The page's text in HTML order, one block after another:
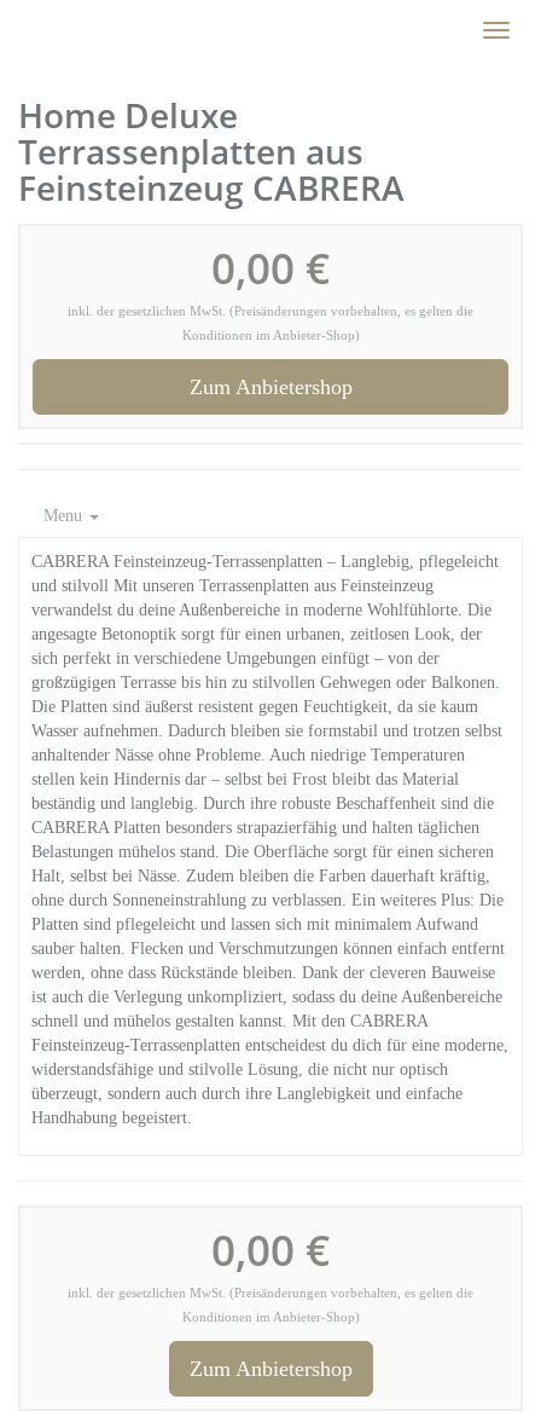
Toggle
Home Deluxe
Terrassenplatten aus
Feinsteinzeug CABRERA
0,00 €
inkl. der gesetzlichen MwSt. (Preisänderungen vorbehalten, es gelten die
Konditionen im Anbieter-Shop)
Zum Anbietershop
Menu
CABRERA Feinsteinzeug-Terrassenplatten – Langlebig, pflegeleicht
und stilvoll Mit unseren Terrassenplatten aus Feinsteinzeug
verwandelst du deine Außenbereiche in moderne Wohlfühlorte. Die
angesagte Betonoptik sorgt für einen urbanen, zeitlosen Look, der
sich perfekt in verschiedene Umgebungen einfügt – von der
großzügigen Terrasse bis hin zu stilvollen Gehwegen oder Balkonen.
Die Platten sind äußerst resistent gegen Feuchtigkeit, da sie kaum
Wasser aufnehmen. Dadurch bleiben sie formstabil und trotzen selbst
anhaltender Nässe ohne Probleme. Auch niedrige Temperaturen
stellen kein Hindernis dar – selbst bei Frost bleibt das Material
beständig und langlebig. Durch ihre robuste Beschaffenheit sind die
CABRERA Platten besonders strapazierfähig und halten täglichen
Belastungen mühelos stand. Die Oberfläche sorgt für einen sicheren
Halt, selbst bei Nässe. Zudem bleiben die Farben dauerhaft kräftig,
ohne durch Sonneneinstrahlung zu verblassen. Ein weiteres Plus: Die
Platten sind pflegeleicht und lassen sich mit minimalem Aufwand
sauber halten. Flecken und Verschmutzungen können einfach entfernt
werden, ohne dass Rückstände bleiben. Dank der cleveren Bauweise
ist auch die Verlegung unkompliziert, sodass du deine Außenbereiche
schnell und mühelos gestalten kannst. Mit den CABRERA
Feinsteinzeug-Terrassenplatten entscheidest du dich für eine moderne,
widerstandsfähige und stilvolle Lösung, die nicht nur optisch
überzeugt, sondern auch durch ihre Langlebigkeit und einfache
Handhabung begeistert.
0,00 €
inkl. der gesetzlichen MwSt. (Preisänderungen vorbehalten, es gelten die
Konditionen im Anbieter-Shop)
Zum Anbietershop